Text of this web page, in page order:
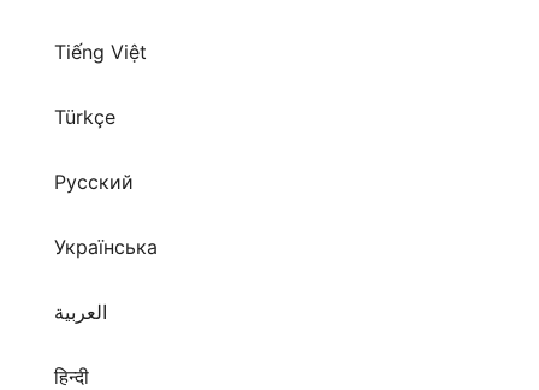
Tiếng Việt
Türkçe
Русский
Українська
العربية
हिन्दी